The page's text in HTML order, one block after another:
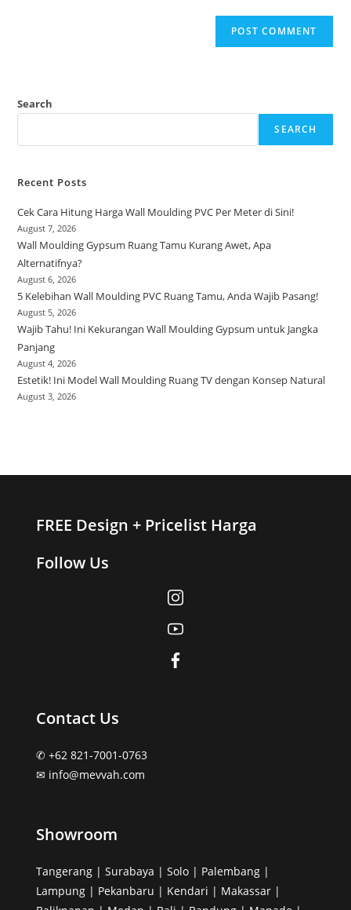
Search
SEARCH
Recent Posts
Cek Cara Hitung Harga Wall Moulding PVC Per Meter di Sini!
August 7, 2026
Wall Moulding Gypsum Ruang Tamu Kurang Awet, Apa
Alternatifnya?
August 6, 2026
5 Kelebihan Wall Moulding PVC Ruang Tamu, Anda Wajib Pasang!
August 5, 2026
Wajib Tahu! Ini Kekurangan Wall Moulding Gypsum untuk Jangka
Panjang
August 4, 2026
Estetik! Ini Model Wall Moulding Ruang TV dengan Konsep Natural
August 3, 2026
FREE Design + Pricelist Harga
Follow Us
Contact Us
✆ +62 821-7001-0763
✉︎ info@mevvah.com
Showroom
Tangerang | Surabaya | Solo | Palembang |
Lampung | Pekanbaru | Kendari | Makassar |